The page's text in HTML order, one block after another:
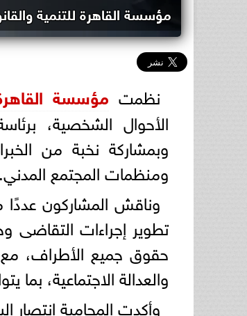
مؤسسة القاهرة للتنمية
نظمت مؤسسة
الأحوال الشخصية،
وبمشاركة نخبة من
ومنظمات المجتمع المدني.
وناقش المشاركون عددًا
تطوير إجراءات التقاضى
حقوق جميع الأطراف، مع
والعدالة الاجتماعية،
وأكدت المحامية انتصار